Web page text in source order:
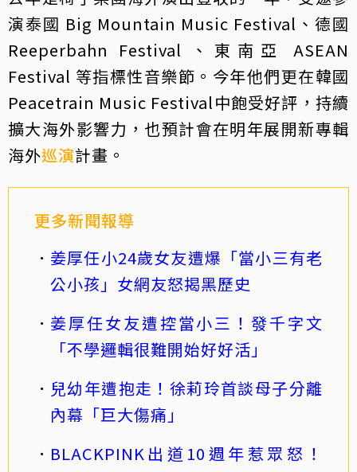
演泰國 Big Mountain Music Festival、德國
Reeperbahn Festival 、東南亞 ASEAN
Festival 等指標性音樂節。今年他們更在韓國
Peacetrain Music Festival中飽受好評，持續
擴大海外影響力，也預計會在明年展開新專輯
海外巡演計畫。
更多新聞報導
姜厚任小24歲女友遭爆「當小三有老
公小孩」女網友怒揭黑歷史
姜厚任女友遭控當小三！發千字文
「不學邏輯很難開始好好活」
兒幼年遭抱走！徐莉玲首談母子分離
內幕「巨大傷痛」
BLACKPINK出道10週年惹眾怒！